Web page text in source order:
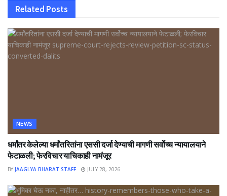
Related Posts
NEWS
धर्मांतर केलेल्या धर्मांतरितांना एससी दर्जा देण्याची मागणी सर्वोच्च न्यायालयाने
फेटाळली; फेरविचार याचिकाही नामंजूर
BY JAAGLYA BHARAT STAFF JULY 28, 2026